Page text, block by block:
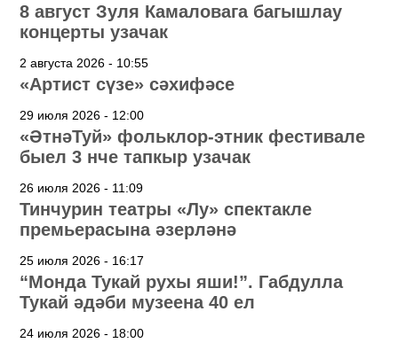
8 август Зуля Камаловага багышлау
концерты узачак
2 августа 2026 - 10:55
«Артист сүзе» сәхифәсе
29 июля 2026 - 12:00
«ӘтнәТуй» фольклор-этник фестивале
быел 3 нче тапкыр узачак
26 июля 2026 - 11:09
Тинчурин театры «Лу» спектакле
премьерасына әзерләнә
25 июля 2026 - 16:17
“Монда Тукай рухы яши!”. Габдулла
Тукай әдәби музеена 40 ел
24 июля 2026 - 18:00